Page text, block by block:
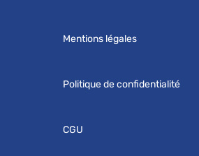
Mentions légales
Politique de confidentialité
CGU